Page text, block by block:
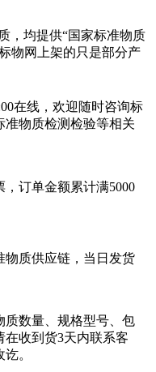
，均提供“国家标准物质
物网上架的只是部分产
在线，欢迎随时咨询标
准物质检测检验等相关
订单金额累计满5000
物质供应链，当日发货
质数量、规格型号、包
收到货3天内联系客
。